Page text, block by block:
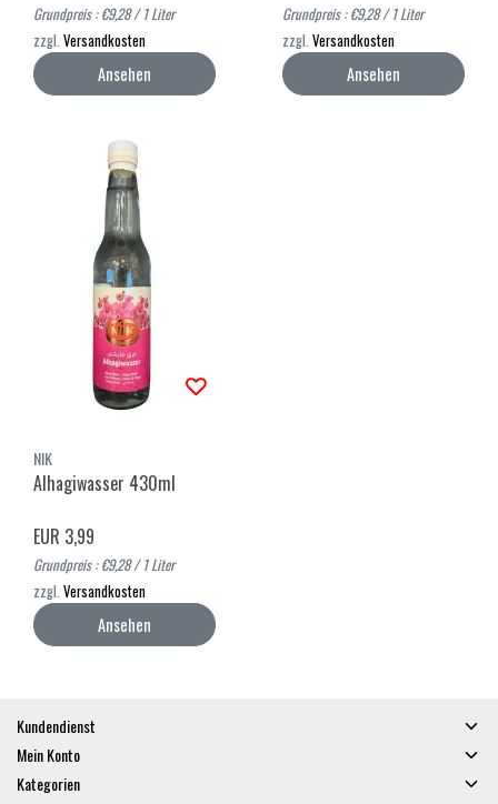
Grundpreis : €9,28 / 1 Liter
zzgl. Versandkosten
Ansehen
Grundpreis : €9,28 / 1 Liter
zzgl. Versandkosten
Ansehen
NIK
Alhagiwasser 430ml
EUR 3,99
Grundpreis : €9,28 / 1 Liter
zzgl. Versandkosten
Ansehen
Kundendienst
Mein Konto
Kategorien